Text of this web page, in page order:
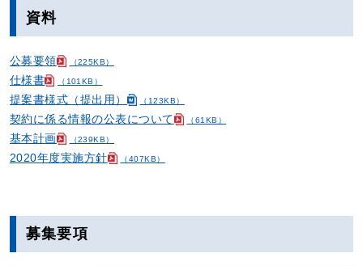
資料
公募要領 （225KB）
仕様書 （101KB）
提案書様式（提出用） （123KB）
契約に係る情報の公表について （61KB）
基本計画 （239KB）
2020年度実施方針 （407KB）
募集要項